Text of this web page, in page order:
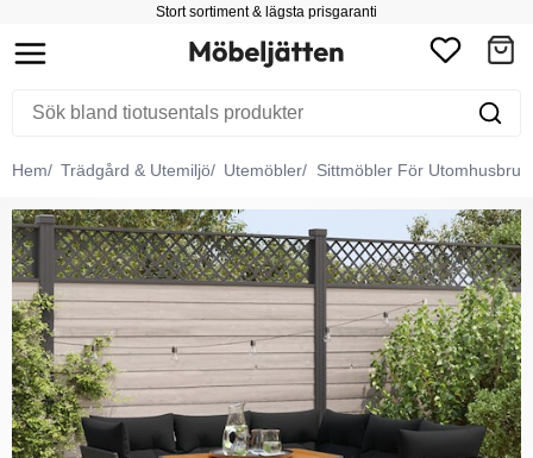
Stort sortiment & lägsta prisgaranti
Hem Trädgård & Utemiljö Utemöbler Sittmöbler För Utomhusbruk